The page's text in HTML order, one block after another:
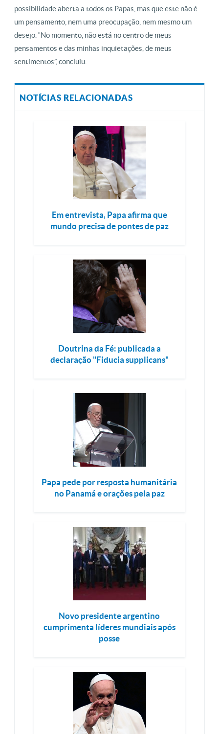
possibilidade aberta a todos os Papas, mas que este não é
um pensamento, nem uma preocupação, nem mesmo um
desejo. “No momento, não está no centro de meus
pensamentos e das minhas inquietações, de meus
sentimentos”, concluiu.
NOTÍCIAS RELACIONADAS
Em entrevista, Papa afirma que
mundo precisa de pontes de paz
Doutrina da Fé: publicada a
declaração "Fiducia supplicans"
Papa pede por resposta humanitária
no Panamá e orações pela paz
Novo presidente argentino
cumprimenta líderes mundiais após
posse